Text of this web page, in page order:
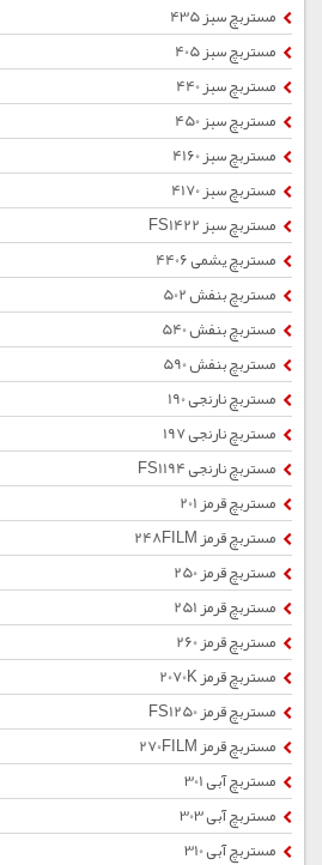
مستربچ سبز 435
مستربچ سبز 405
مستربچ سبز 440
مستربچ سبز 450
مستربچ سبز 4160
مستربچ سبز 4170
مستربچ سبز FS1422
مستربچ یشمی 4406
مستربچ بنفش 502
مستربچ بنفش 540
مستربچ بنفش 590
مستربچ نارنجی 190
مستربچ نارنجی 197
مستربچ نارنجی FS1194
مستربچ قرمز 201
مستربچ قرمز 248FILM
مستربچ قرمز 250
مستربچ قرمز 251
مستربچ قرمز 260
مستربچ قرمز 2070K
مستربچ قرمز FS1250
مستربچ قرمز 270FILM
مستربچ آبی 301
مستربچ آبی 303
مستربچ آبی 310